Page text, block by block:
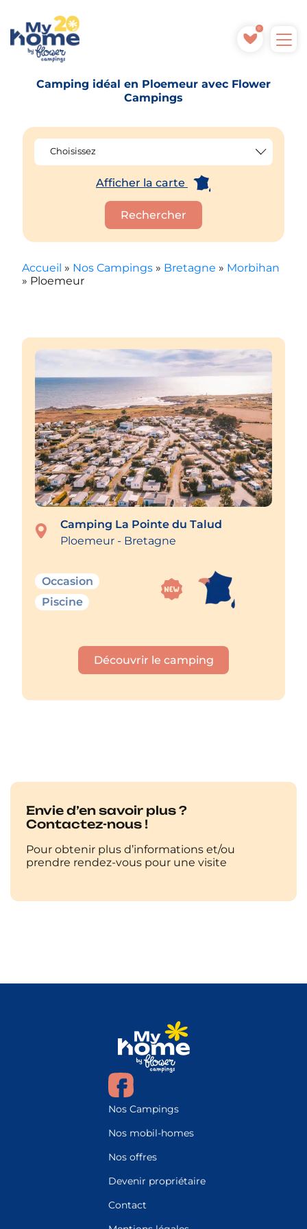
0
Camping idéal en Ploemeur avec Flower
Campings
Choisissez
Afficher la carte
Rechercher
Accueil » Nos Campings » Bretagne » Morbihan
» Ploemeur
Camping La Pointe du Talud
Ploemeur - Bretagne
Occasion
Piscine
Découvrir le camping
Envie d’en savoir plus ?
Contactez-nous !
Pour obtenir plus d’informations et/ou
prendre rendez-vous pour une visite
Nos Campings
Nos mobil-homes
Nos offres
Devenir propriétaire
Contact